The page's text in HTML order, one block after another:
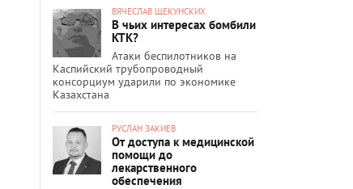
ВЯЧЕСЛАВ ЩЕКУНСКИХ
В чьих интересах бомбили
КТК?
Атаки беспилотников на
Каспийский трубопроводный
консорциум ударили по экономике
Казахстана
РУСЛАН ЗАКИЕВ
От доступа к медицинской
помощи до
лекарственного
обеспечения